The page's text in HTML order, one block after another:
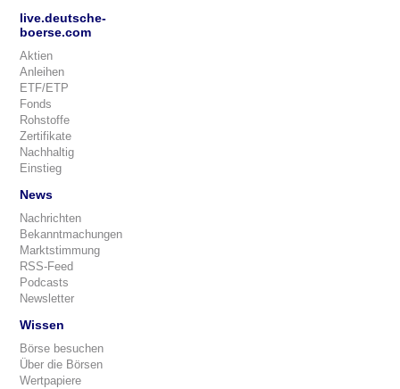
live.deutsche-
boerse.com
Aktien
Anleihen
ETF/ETP
Fonds
Rohstoffe
Zertifikate
Nachhaltig
Einstieg
News
Nachrichten
Bekanntmachungen
Marktstimmung
RSS-Feed
Podcasts
Newsletter
Wissen
Börse besuchen
Über die Börsen
Wertpapiere